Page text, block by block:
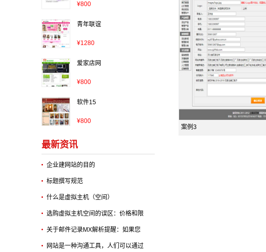
¥800
青年联谊
¥1280
爱家店网
¥800
软件15
¥800
最新资讯
企业建网站的目的
标题撰写规范
什么是虚拟主机（空间）
选购虚拟主机空间的误区：价格和限
关于邮件记录MX解析提醒：如果您
网站是一种沟通工具，人们可以通过
案例3